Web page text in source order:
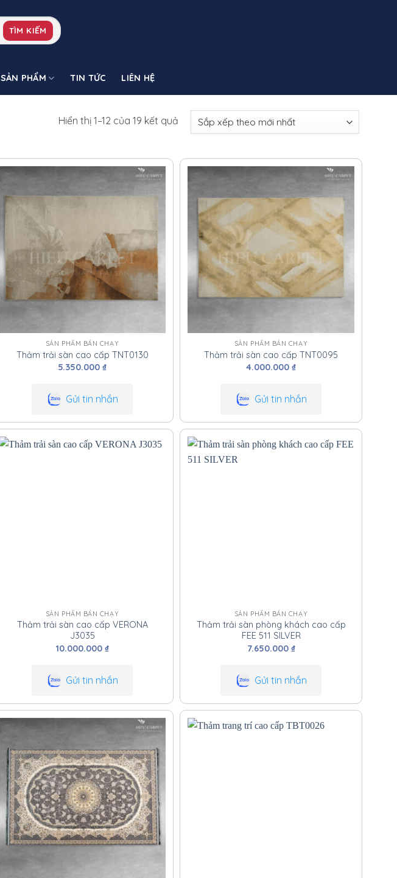
TÌM KIẾM
PHẨM TIN TỨC LIÊN HỆ
Hiển thị 1–12 của 19 kết quảĐã
sắp
theo
mới
SẢN PHẨM BÁN CHẠY
Thảm trải sàn cao cấp TNT0130
5.350.000 ₫
Gửi tin nhắn
SẢN PHẨM BÁN CHẠY
Thảm trải sàn cao cấp TNT0095
4.000.000 ₫
Gửi tin nhắn
SẢN PHẨM BÁN CHẠY
Thảm trải sàn cao cấp VERONA
J3035
10.000.000 ₫
Gửi tin nhắn
SẢN PHẨM BÁN CHẠY
Thảm trải sàn phòng khách cao cấp
FEE 511 SILVER
7.650.000 ₫
Gửi tin nhắn